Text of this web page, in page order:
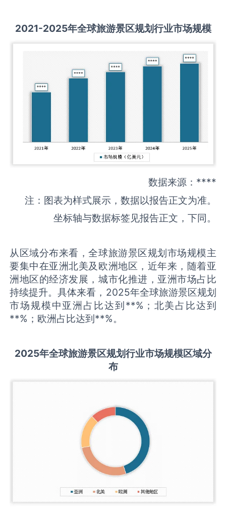
2021-2025年全球旅游景区规划行业市场规模
数据来源：****
注：图表为样式展示，数据以报告正文为准。
坐标轴与数据标签见报告正文，下同。
从区域分布来看，全球旅游景区规划市场规模主
要集中在亚洲北美及欧洲地区，近年来，随着亚
洲地区的经济发展，城市化推进，亚洲市场占比
持续提升。具体来看，2025年全球旅游景区规划
市场规模中亚洲占比达到**%；北美占比达到
**%；欧洲占比达到**%。
2025年全球旅游景区规划行业市场规模区域分
布